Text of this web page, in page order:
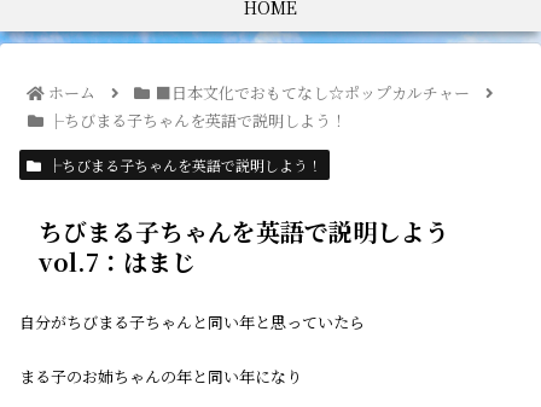
HOME
ホーム
■日本文化でおもてなし☆ポップカルチャー
├ちびまる子ちゃんを英語で説明しよう！
├ちびまる子ちゃんを英語で説明しよう！
ちびまる子ちゃんを英語で説明しよう
vol.7：はまじ
自分がちびまる子ちゃんと同い年と思っていたら
まる子のお姉ちゃんの年と同い年になり